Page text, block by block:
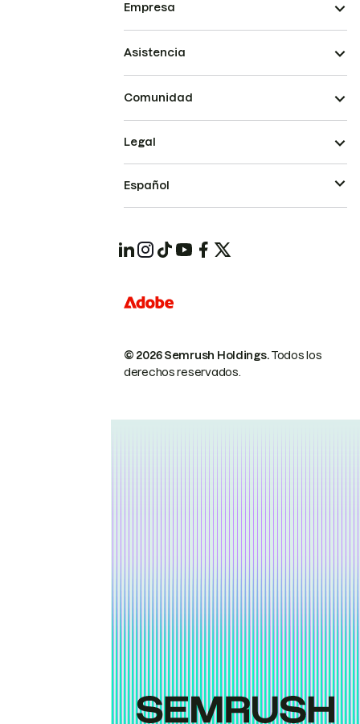
Empresa
Asistencia
Comunidad
© 2026 Semrush Holdings.Todos los
derechos reservados.
Legal
Español